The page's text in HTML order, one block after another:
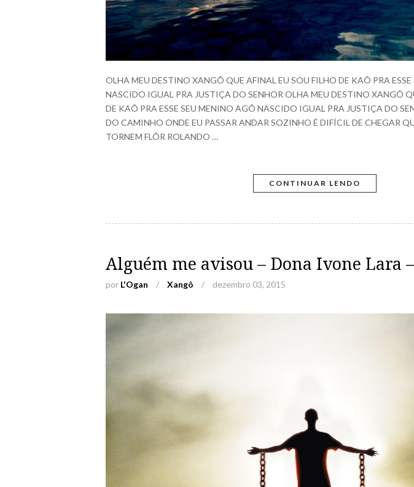
OLHA MEU DESTINO XANGÔ QUE AFINAL EU SOU FILHO DE KAÔ PRA
NASCIDO IGUAL PRA JUSTIÇA DO SENHOR OLHA MEU DESTINO XANGÔ
DE KAÔ PRA ESSE SEU MENINO AGÔ NASCIDO IGUAL PRA JUSTIÇA DO
DO CAMINHO ONDE EU PASSAR ANDAR SOZINHO É DIFÍCIL DE CHEGAR
TORNEM FLÔR ROLANDO …
CONTINUAR LENDO
Alguém me avisou – Dona Ivone Lara
por L'Ogan / Xangô / dezembro 03, 2015